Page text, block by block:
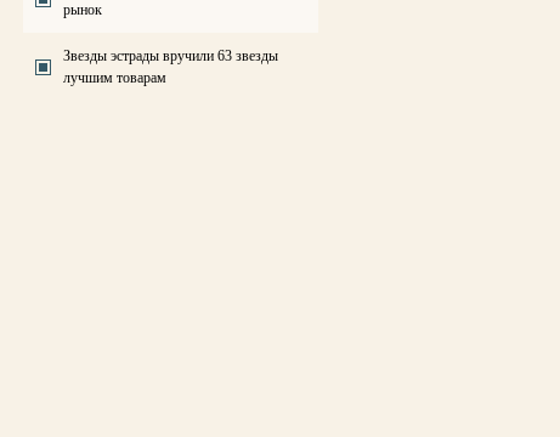
рынок
Звезды эстрады вручили 63 звезды
лучшим товарам